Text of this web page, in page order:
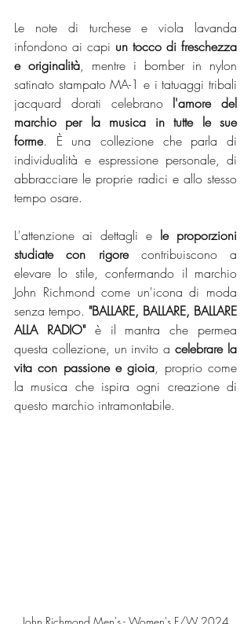
Le note di turchese e viola lavanda
infondono ai capi un tocco di freschezza
e originalità, mentre i bomber in nylon
satinato stampato MA-1 e i tatuaggi tribali
jacquard dorati celebrano l'amore del
marchio per la musica in tutte le sue
forme. È una collezione che parla di
individualità e espressione personale, di
abbracciare le proprie radici e allo stesso
tempo osare.
L'attenzione ai dettagli e le proporzioni
studiate con rigore contribuiscono a
elevare lo stile, confermando il marchio
John Richmond come un'icona di moda
senza tempo. "BALLARE, BALLARE, BALLARE
ALLA RADIO" è il mantra che permea
questa collezione, un invito a celebrare la
vita con passione e gioia, proprio come
la musica che ispira ogni creazione di
questo marchio intramontabile.